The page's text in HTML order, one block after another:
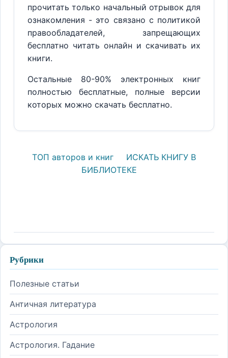
прочитать только начальный отрывок для
ознакомления - это связано с политикой
правообладателей, запрещающих
бесплатно читать онлайн и скачивать их
книги.
Остальные 80-90% электронных книг
полностью бесплатные, полные версии
которых можно скачать бесплатно.
ТОП авторов и книг
ИСКАТЬ КНИГУ В
БИБЛИОТЕКЕ
Рубрики
Полезные статьи
Античная литература
Астрология
Астрология. Гадание